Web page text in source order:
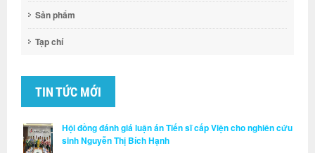
Sản phẩm
Tạp chí
TIN TỨC MỚI
Hội đồng đánh giá luận án Tiến sĩ cấp Viện cho nghiên cứu
sinh Nguyễn Thị Bích Hạnh